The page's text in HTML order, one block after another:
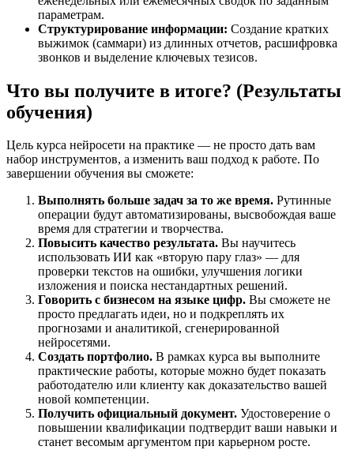
параметрам.
Структурирование информации: Создание кратких
выжимок (саммари) из длинных отчетов, расшифровка
звонков и выделение ключевых тезисов.
Что вы получите в итоге? (Результаты
обучения)
Цель курса нейросети на практике — не просто дать вам
набор инструментов, а изменить ваш подход к работе. По
завершении обучения вы сможете:
Выполнять больше задач за то же время. Рутинные
операции будут автоматизированы, высвобождая ваше
время для стратегии и творчества.
Повысить качество результата. Вы научитесь
использовать ИИ как «вторую пару глаз» — для
проверки текстов на ошибки, улучшения логики
изложения и поиска нестандартных решений.
Говорить с бизнесом на языке цифр. Вы сможете не
просто предлагать идеи, но и подкреплять их
прогнозами и аналитикой, сгенерированной
нейросетями.
Создать портфолио. В рамках курса вы выполните
практические работы, которые можно будет показать
работодателю или клиенту как доказательство вашей
новой компетенции.
Получить официальный документ. Удостоверение о
повышении квалификации подтвердит ваши навыки и
станет весомым аргументом при карьерном росте.